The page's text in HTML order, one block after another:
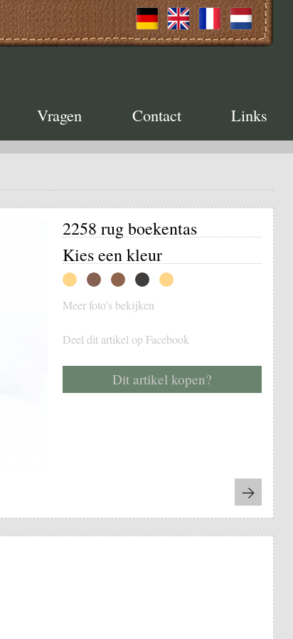
Vragen Contact Links
2258 rug boekentas
Kies een kleur
Meer foto's bekijken
Deel dit artikel op Facebook
Dit artikel kopen?